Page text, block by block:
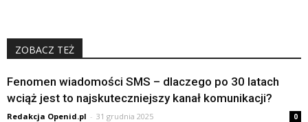
ZOBACZ TEŻ
Fenomen wiadomości SMS – dlaczego po 30 latach
wciąż jest to najskuteczniejszy kanał komunikacji?
Redakcja Openid.pl - 31 grudnia 2025 0